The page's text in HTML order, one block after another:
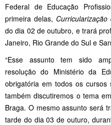
Federal de Educação
primeira delas,
do dia 02 de outubro, e trará
Janeiro, Rio Grande do Sul e
“Esse assunto tem sido
resolução do Ministério da
obrigatória em todos os
também discutiremos o tema
Braga. O mesmo assunto será
tarde do dia 03 de outuro,